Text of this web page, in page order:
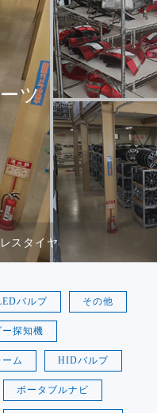
ツ
スタイヤ
バルブ その他
ー探知機
ム HIDバルブ
ポータブルナビ